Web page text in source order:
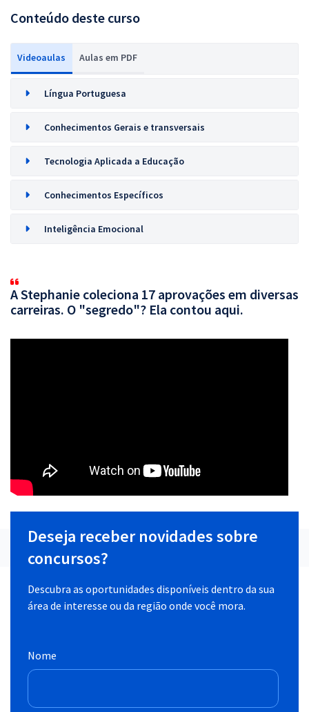
Conteúdo deste curso
Videoaulas Aulas em PDF
Língua Portuguesa
Conhecimentos Gerais e transversais
Tecnologia Aplicada a Educação
Conhecimentos Específicos
Inteligência Emocional
A Stephanie coleciona 17 aprovações em diversas
carreiras. O "segredo"? Ela contou aqui.
Deseja receber novidades sobre
concursos?
Descubra as oportunidades disponíveis dentro da sua
área de interesse ou da região onde você mora.
Nome